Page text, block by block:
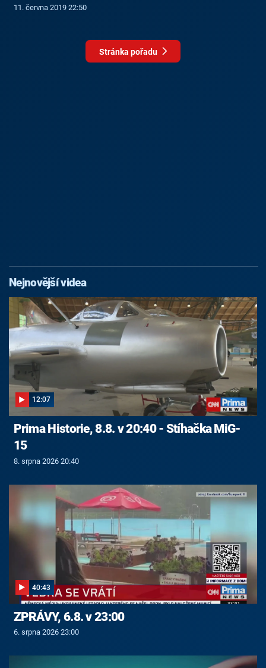
11. června 2019 22:50
Stránka pořadu
Nejnovější videa
12:07
Prima Historie, 8.8. v 20:40 - Stíhačka MiG-
15
8. srpna 2026 20:40
40:43
ZPRÁVY, 6.8. v 23:00
6. srpna 2026 23:00